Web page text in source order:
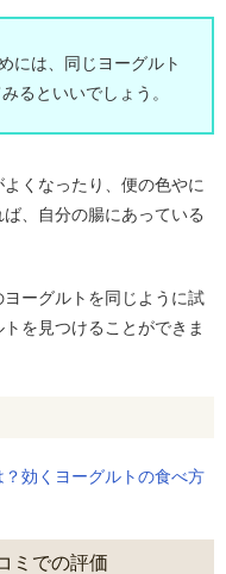
には、同じヨーグルト
るといいでしょう。
くなったり、便の色やに
、自分の腸にあっている
ーグルトを同じように試
を見つけることができま
効くヨーグルトの食べ方
ミでの評価